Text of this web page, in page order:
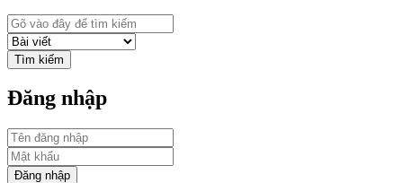
Tìm kiếm
Đăng nhập
Đăng nhập